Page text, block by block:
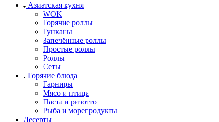
Азиатская кухня
WOK
Горячие роллы
Гунканы
Запечённые роллы
Простые роллы
Роллы
Сеты
Горячие блюда
Гарниры
Мясо и птица
Паста и ризотто
Рыба и морепродукты
Десерты